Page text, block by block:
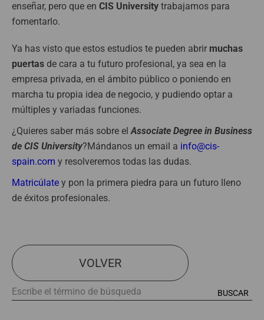
enseñar, pero que en CIS University trabajamos para
fomentarlo.
Ya has visto que estos estudios te pueden abrir muchas
puertas de cara a tu futuro profesional, ya sea en la
empresa privada, en el ámbito público o poniendo en
marcha tu propia idea de negocio, y pudiendo optar a
múltiples y variadas funciones.
¿Quieres saber más sobre elAssociate Degree in Business
de CIS University?Mándanos un email a info@cis-
spain.com y resolveremos todas las dudas.
Matricúlate y pon la primera piedra para un futuro lleno
de éxitos profesionales.
VOLVER